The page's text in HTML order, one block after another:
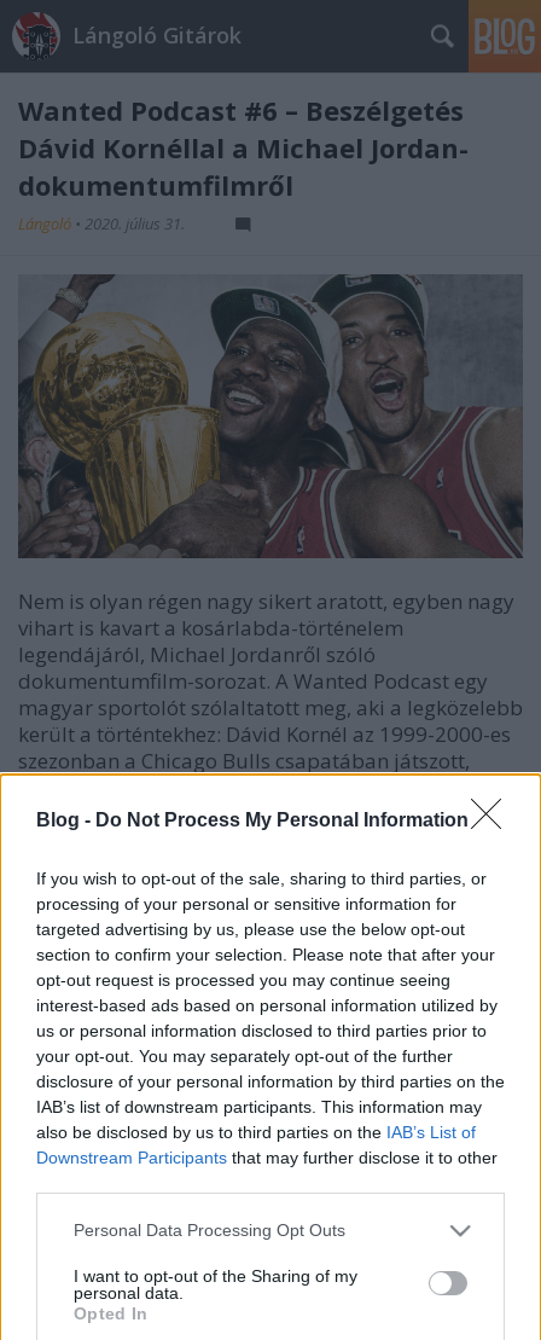
Blog - Do Not Process My Personal Information
If you wish to opt-out of the sale, sharing to third parties, or
processing of your personal or sensitive information for
targeted advertising by us, please use the below opt-out
section to confirm your selection. Please note that after your
opt-out request is processed you may continue seeing
interest-based ads based on personal information utilized by
us or personal information disclosed to third parties prior to
your opt-out. You may separately opt-out of the further
disclosure of your personal information by third parties on the
IAB’s list of downstream participants. This information may
also be disclosed by us to third parties on the IAB’s List of
Downstream Participants that may further disclose it to other
Please note that this website/app uses one or more Google
not limited to your visit or usage behaviour. You may click to
grant or deny consent to Google and its third-party tags to
use your data for below specified purposes in below Google
Personal Data Processing Opt Outs
I want to opt-out of the Sharing of my
personal data.
Opted In
Lángoló Gitárok
Wanted Podcast #6 – Beszélgetés
Dávid Kornéllal a Michael Jordan-
dokumentumfilmről
Lángoló • 2020. július 31.
Nem is olyan régen nagy sikert aratott, egyben nagy
vihart is kavart a kosárlabda-történelem
legendájáról, Michael Jordanről szóló
dokumentumfilm-sorozat. A Wanted Podcast egy
magyar sportolót szólaltatott meg, aki a legközelebb
került a történtekhez: Dávid Kornél az 1999-2000-es
szezonban a Chicago Bulls csapatában játszott,
kosárlabda ligában, az NBA-ban. Egy órában
hallhatunk kulisszatitkokat és személyes élményeket
is.
üzemelő Wanted magazin a magyar
könnyűzenetörténet sok szempontból formabontó